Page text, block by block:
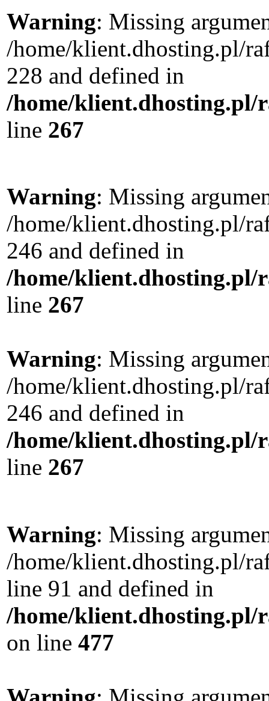
Warning: Missing
/home/klient.dhosting.pl/
228 and defined in
/home/klient.dhosting.pl/
line 267
Warning: Missing
/home/klient.dhosting.pl/
246 and defined in
/home/klient.dhosting.pl/
line 267
Warning: Missing
/home/klient.dhosting.pl/
246 and defined in
/home/klient.dhosting.pl/
line 267
Warning: Missing
/home/klient.dhosting.pl/
line 91 and defined in
/home/klient.dhosting.pl/
on line 477